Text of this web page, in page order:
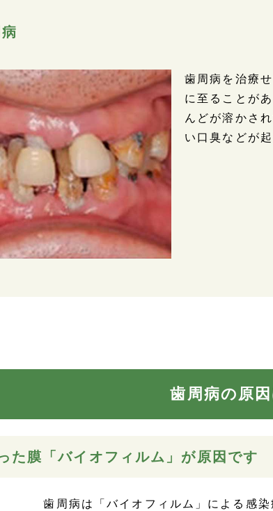
歯周病を治療
に至ることが
んどが溶かさ
い口臭などが
歯周病の原因
た膜「バイオフィルム」が原因です
歯周病は「バイオフィルム」による感